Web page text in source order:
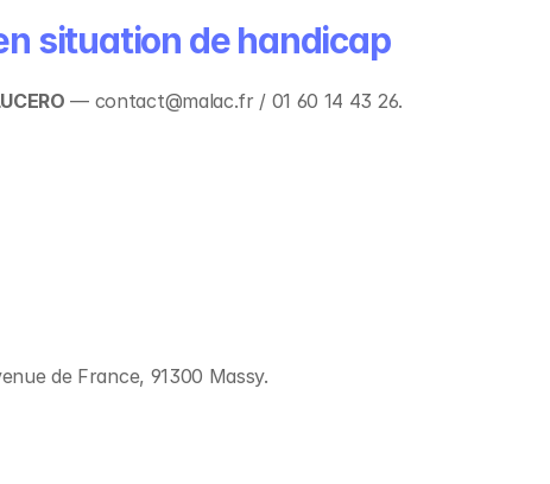
situation de handicap
— contact@malac.fr / 01 60 14 43 26.
de France, 91300 Massy.
—
argumenter, comprendre l'essentiel d'un